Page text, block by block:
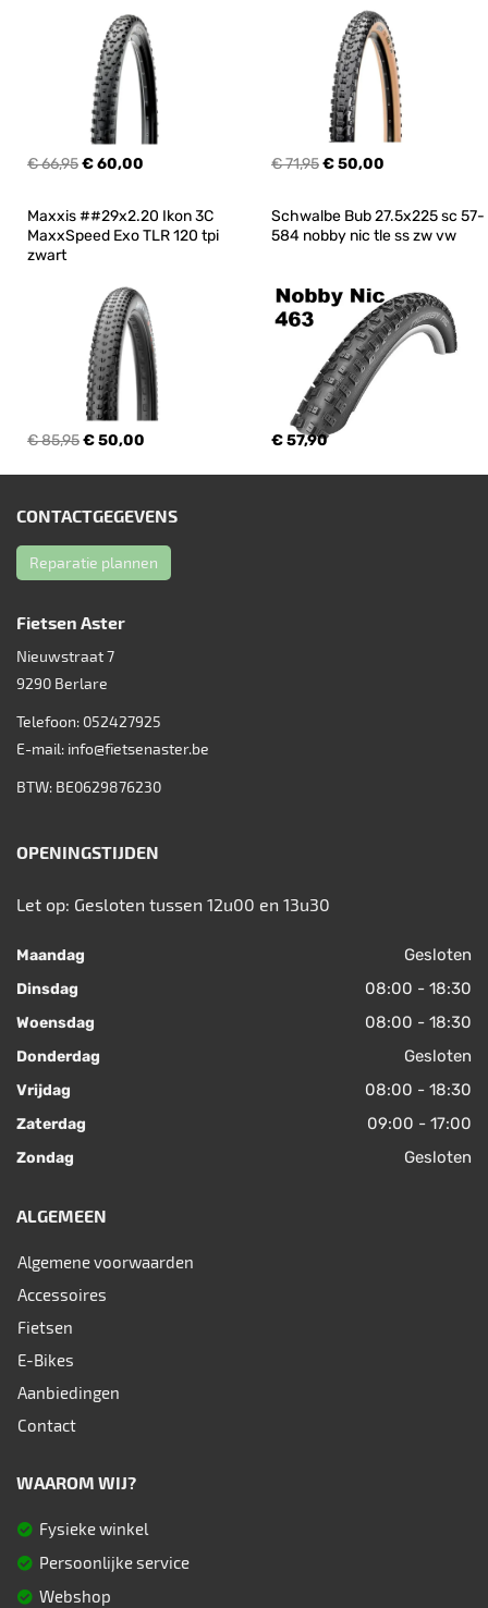
€ 66,95€ 60,00 € 71,95€ 50,00
Maxxis ##29x2.20 Ikon 3C
MaxxSpeed Exo TLR 120 tpi
zwart
€ 85,95€ 50,00
Schwalbe Bub 27.5x225 sc 57-
584 nobby nic tle ss zw vw
€ 57,90
CONTACTGEGEVENS
Reparatie plannen
Fietsen Aster
Nieuwstraat 7
9290 Berlare
Telefoon: 052427925
E-mail: info@fietsenaster.be
BTW: BE0629876230
OPENINGSTIJDEN
Let op: Gesloten tussen 12u00 en 13u30
Maandag Gesloten
Dinsdag 08:00 - 18:30
Woensdag 08:00 - 18:30
Donderdag Gesloten
Vrijdag 08:00 - 18:30
Zaterdag 09:00 - 17:00
Zondag Gesloten
ALGEMEEN
Algemene voorwaarden
Accessoires
Fietsen
E-Bikes
Aanbiedingen
Contact
WAAROM WIJ?
Fysieke winkel
Persoonlijke service
Webshop